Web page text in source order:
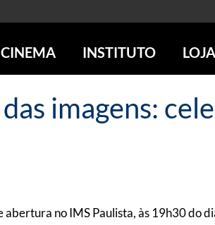
CINEMA
SÃO PAULO
POÇOS DE CALDAS
COLEÇÃO DVD IMS
INSTITUTO
IMS PAULISTA
IMS RIO
AÇÃO SOCIAL
imagens:
no IMS Paulista, às 19h30 do